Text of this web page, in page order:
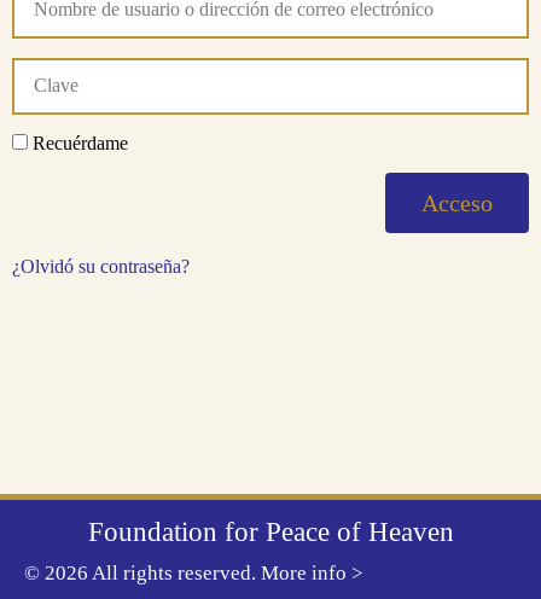
Recuérdame
Acceso
¿Olvidó su contraseña?
Foundation for Peace of Heaven
© 2026 All rights reserved. More info >